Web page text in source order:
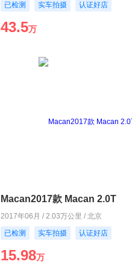
已检测
实车拍摄 认证好店
43.5万
Macan2017款 Macan 2.0T
2017年06月 / 2.03万公里 / 北京
已检测
实车拍摄 认证好店
15.98万